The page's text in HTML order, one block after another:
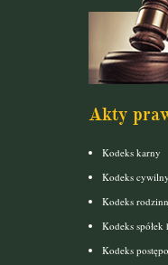
Akty
Kodeks karny
Kodeks cywilny
Kodeks
Kodeks
Kodeks